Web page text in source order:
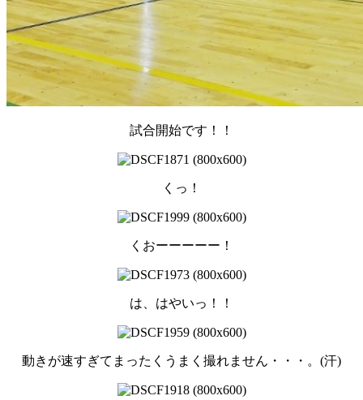
試合開始です！！
くっ！
くおーーーーー！
は、はやいっ！！
動きが速すぎてまったくうまく撮れません・・・。(汗)